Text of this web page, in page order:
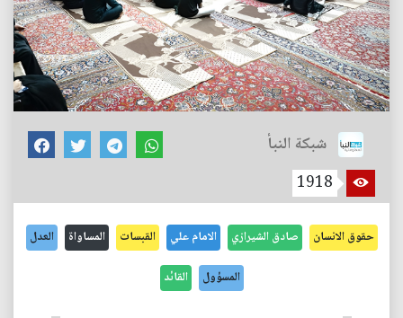
شبكة النبأ
1918
حقوق الانسان صادق الشيرازي الامام علي القبسات المساواة العدل
المسؤول القائد